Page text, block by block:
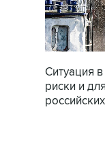
Ситуация
риски и